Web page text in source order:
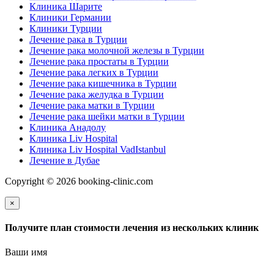
Клиника Шарите
Клиники Германии
Клиники Турции
Лечение рака в Турции
Лечение рака молочной железы в Турции
Лечение рака простаты в Турции
Лечение рака легких в Турции
Лечение рака кишечника в Турции
Лечение рака желудка в Турции
Лечение рака матки в Турции
Лечение рака шейки матки в Турции
Клиника Анадолу
Клиника Liv Hospital
Клиника Liv Hospital VadIstanbul
Лечение в Дубае
Copyright © 2026 booking-clinic.com
×
Получите план стоимости лечения из нескольких клиник
Ваши имя